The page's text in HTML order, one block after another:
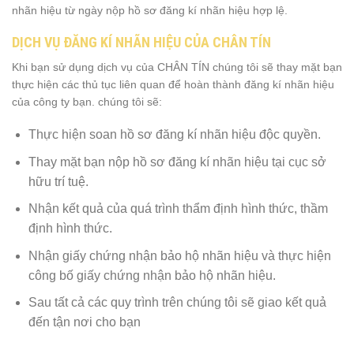
nhãn hiệu từ ngày nộp hồ sơ đăng kí nhãn hiệu hợp lệ.
DỊCH VỤ ĐĂNG KÍ NHÃN HIỆU CỦA CHÂN TÍN
Khi bạn sử dụng dịch vụ của CHÂN TÍN chúng tôi sẽ thay mặt bạn
thực hiện các thủ tục liên quan để hoàn thành đăng kí nhãn hiệu
của công ty bạn. chúng tôi sẽ:
Thực hiện soan hồ sơ đăng kí nhãn hiệu độc quyền.
Thay mặt bạn nộp hồ sơ đăng kí nhãn hiệu tại cục sở
hữu trí tuệ.
Nhận kết quả của quá trình thẩm định hình thức, thầm
định hình thức.
Nhận giấy chứng nhận bảo hộ nhãn hiệu và thực hiện
công bố giấy chứng nhận bảo hộ nhãn hiệu.
Sau tất cả các quy trình trên chúng tôi sẽ giao kết quả
đến tận nơi cho bạn